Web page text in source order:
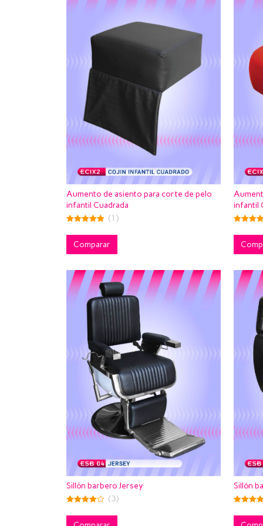
Aumento de asiento para corte de pelo
infantil Cuadrada
out of 5
(1)
Comparar
infantil
out of 5
Sillón barbero Jersey
out of 5
(3)
Sillón
out of 5